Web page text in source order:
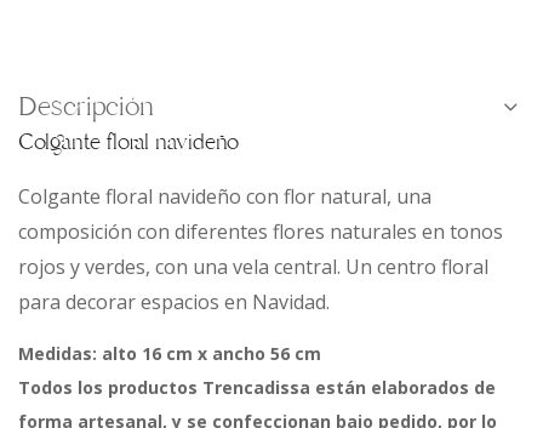
Descripción
Colgante floral navideño
Colgante floral navideño con flor natural, una
composición con diferentes flores naturales en tonos
rojos y verdes, con una vela central. Un centro floral
para decorar espacios en Navidad.
Medidas: alto 16 cm x ancho 56 cm
Todos los productos Trencadissa están elaborados de
forma artesanal, y se confeccionan bajo pedido, por lo